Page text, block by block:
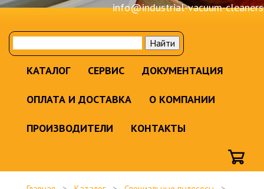
info@industrial-vacuum-
КАТАЛОГ СЕРВИС ДОКУМЕНТАЦИЯ
ОПЛАТА И ДОСТАВКА О КОМПАНИИ
ПРОИЗВОДИТЕЛИ КОНТАКТЫ